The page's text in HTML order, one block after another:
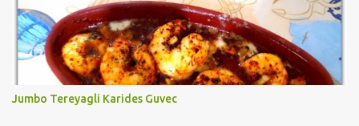
Jumbo Tereyagli Karides Guvec